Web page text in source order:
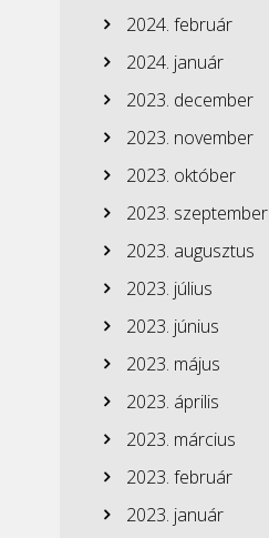
2024. február
2024. január
2023. december
2023. november
2023. október
2023. szeptember
2023. augusztus
2023. július
2023. június
2023. május
2023. április
2023. március
2023. február
2023. január